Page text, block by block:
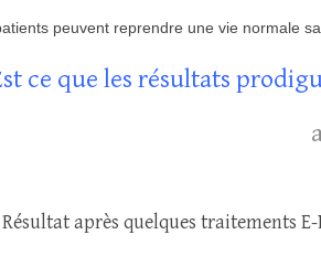
peuvent reprendre une vie normale
ce que les résultats
Résultat après quelques traitements